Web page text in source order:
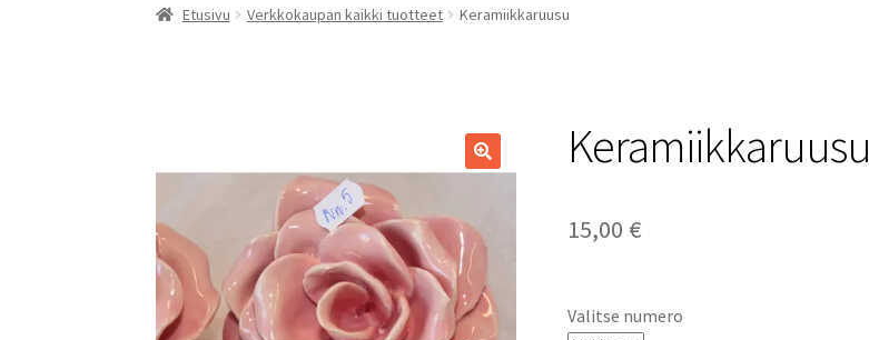
Etusivu Verkkokaupan kaikki tuotteet Keramiikkaruusu
Keramiikkaruusu
15,00 €
Valitse numero